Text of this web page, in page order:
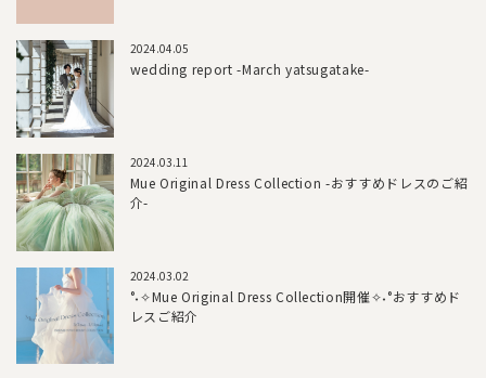
2024.04.05
wedding report -March yatsugatake-
2024.03.11
Mue Original Dress Collection -おすすめドレスのご紹
介-
2024.03.02
°˖✧Mue Original Dress Collection開催✧˖°おすすめド
レスご紹介